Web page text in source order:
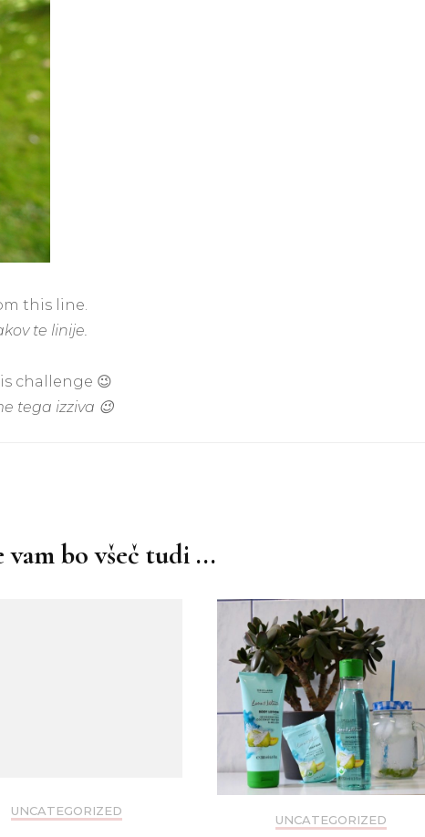
this line.
te linije.
challenge 😉
tega izziva 😉
vam bo všeč tudi ...
UNCATEGORIZED
UNCATEGORIZED